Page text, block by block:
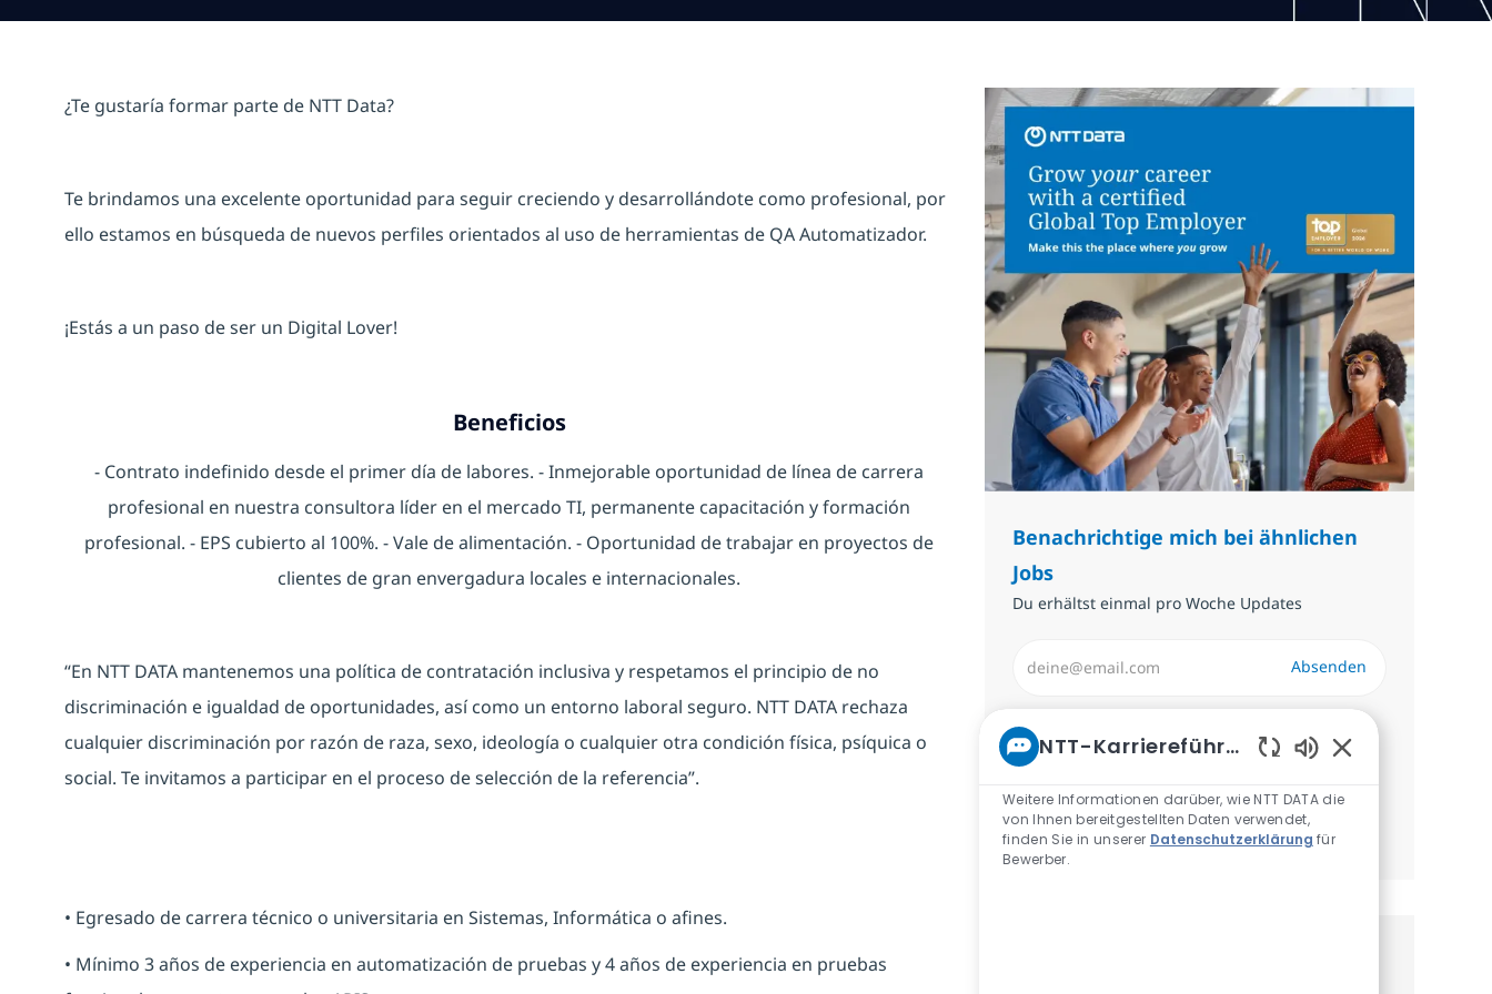
¿Te gustaría formar parte de NTT Data?
Te brindamos una excelente oportunidad para seguir creciendo y desarrollándote como profesional, por
ello estamos en búsqueda de nuevos perfiles orientados al uso de herramientas de QA Automatizador.
¡Estás a un paso de ser un Digital Lover!
Beneficios
- Contrato indefinido desde el primer día de labores. - Inmejorable oportunidad de línea de carrera
profesional en nuestra consultora líder en el mercado TI, permanente capacitación y formación
profesional. - EPS cubierto al 100%. - Vale de alimentación. - Oportunidad de trabajar en proyectos de
clientes de gran envergadura locales e internacionales.
“En NTT DATA mantenemos una política de contratación inclusiva y respetamos el principio de no
discriminación e igualdad de oportunidades, así como un entorno laboral seguro. NTT DATA rechaza
cualquier discriminación por razón de raza, sexo, ideología o cualquier otra condición física, psíquica o
social. Te invitamos a participar en el proceso de selección de la referencia”.
• Egresado de carrera técnico o universitaria en Sistemas, Informática o afines.
• Mínimo 3 años de experiencia en automatización de pruebas y 4 años de experiencia en pruebas
Benachrichtige mich bei ähnlichen
Jobs
Du erhältst einmal pro Woche Updates
Erforderlich
Überprüfen und akzeptieren Sie die
Bedingungen für die Verarbeitung
Absenden
Benachrichtigungen verwalten
NTT-Karriereführer
Weitere Informationen darüber, wie NTT DATA die
von Ihnen bereitgestellten Daten verwendet,
finden Sie in unserer Datenschutzerklärung für
Bewerber.